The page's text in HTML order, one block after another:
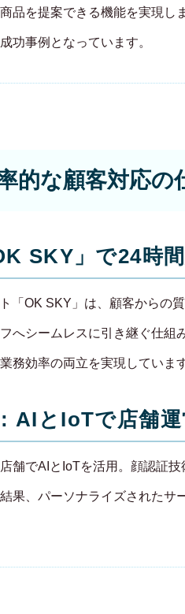
品を提案できる機能を実現し
功事例となっています。
的な顧客対応の
SKY」で24時
「OK SKY」は、顧客からの
へシームレスに引き継ぐ仕組
務効率の両立を実現しています
AIとIoTで店舗
舗でAIとIoTを活用。顔認証
果、パーソナライズされたサ